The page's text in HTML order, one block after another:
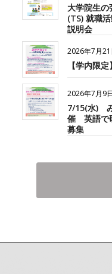
大学院生
(TS) 就職
説明会
2026年7月21
【学内限
2026年7月9日
7/15(水)
催 英語で
募集